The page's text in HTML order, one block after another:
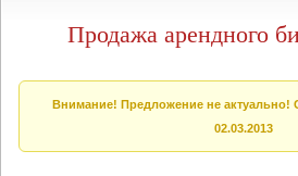
Продажа арендного
Внимание! Предложение не актуально!
02.03.2013